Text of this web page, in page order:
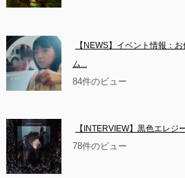
【NEWS】イベント情報：
ム...
84件のビュー
【INTERVIEW】黒色エレ
78件のビュー